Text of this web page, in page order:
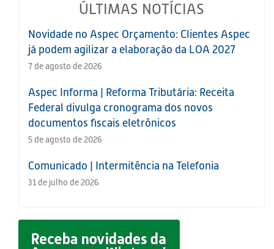
ÚLTIMAS NOTÍCIAS
Novidade no Aspec Orçamento: Clientes Aspec
já podem agilizar a elaboração da LOA 2027
7 de agosto de 2026
Aspec Informa | Reforma Tributária: Receita
Federal divulga cronograma dos novos
documentos fiscais eletrônicos
5 de agosto de 2026
Comunicado | Intermitência na Telefonia
31 de julho de 2026